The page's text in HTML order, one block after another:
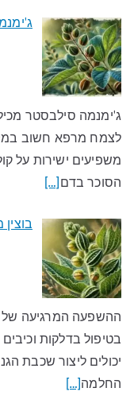
ג'ימנמה סילבסטר
לצמח מרפא חשוב
משפיעים ישירות על
הסוכר בדם[…]
ההשפעה המרגיעה של
בטיפול בדלקות
יכולים ליצור שכבת
החלמה[…]